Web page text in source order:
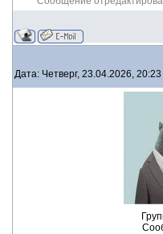
Дата: Четверг, 23.04.2026,